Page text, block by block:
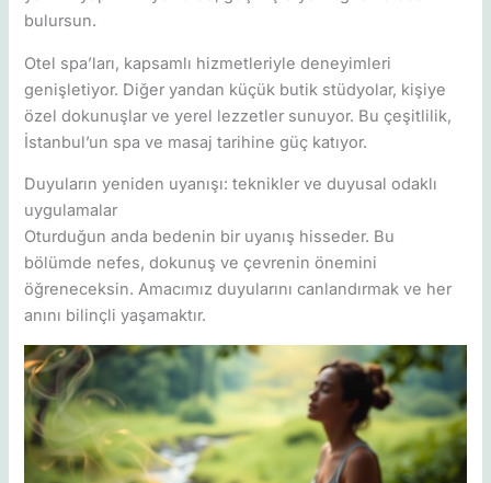
bulursun.
Otel spa’ları, kapsamlı hizmetleriyle deneyimleri
genişletiyor. Diğer yandan küçük butik stüdyolar, kişiye
özel dokunuşlar ve yerel lezzetler sunuyor. Bu çeşitlilik,
İstanbul’un spa ve masaj tarihine güç katıyor.
Duyuların yeniden uyanışı: teknikler ve duyusal odaklı
uygulamalar
Oturduğun anda bedenin bir uyanış hisseder. Bu
bölümde nefes, dokunuş ve çevrenin önemini
öğreneceksin. Amacımız duyularını canlandırmak ve her
anını bilinçli yaşamaktır.